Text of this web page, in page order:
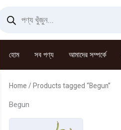
search
হোম সব পণ্য আমাদের সম্পর্কে
Home / Products tagged “Begun”
Begun